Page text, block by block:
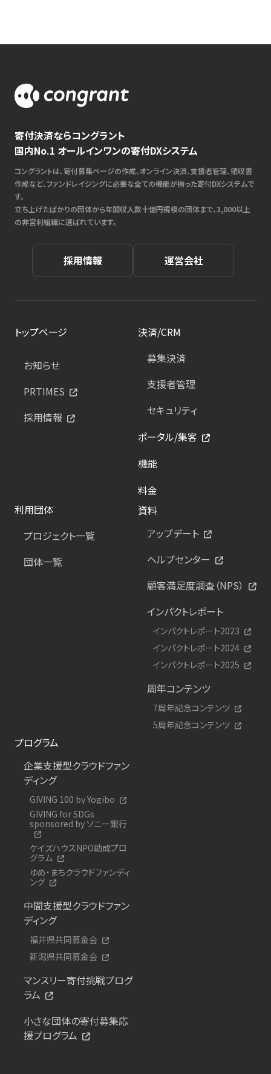
寄付決済ならコングラント
国内No.1 オールインワンの寄付DXシステム
コングラントは、寄付募集ページの作成、オンライン決済、支援者管理、領収書
作成など、ファンドレイジングに必要な全ての機能が揃った寄付DXシステムで
す。
立ち上げたばかりの団体から年間収入数十億円規模の団体まで、3,000以上
の非営利組織に選ばれています。
採用情報 運営会社
トップページ
お知らせ
PRTIMES
採用情報
決済/CRM
募集決済
支援者管理
セキュリティ
ポータル/集客
機能
料金
利用団体
プロジェクト一覧
団体一覧
資料
アップデート
ヘルプセンター
顧客満足度調査（NPS）
インパクトレポート
インパクトレポート2023
インパクトレポート2024
インパクトレポート2025
周年コンテンツ
7周年記念コンテンツ
5周年記念コンテンツ
プログラム
企業支援型クラウドファン
ディング
GIVING 100 by Yogibo
GIVING for SDGs
sponsored by ソニー銀行
ケイズハウスNPO助成プロ
グラム
ゆめ・まちクラウドファンディ
ング
中間支援型クラウドファン
ディング
福井県共同募金会
新潟県共同募金会
マンスリー寄付挑戦プログ
ラム
小さな団体の寄付募集応
援プログラム